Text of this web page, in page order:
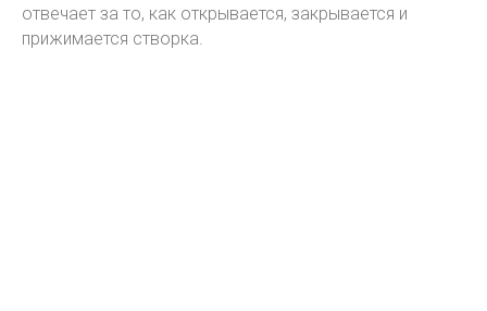
отвечает за то, как открывается, закрывается и
прижимается створка.